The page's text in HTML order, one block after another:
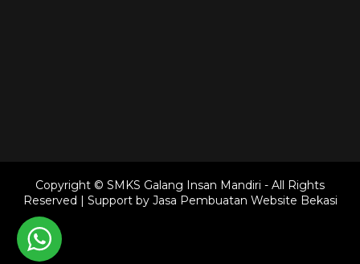
Copyright © SMKS Galang Insan Mandiri - All Rights
Reserved | Support by Jasa Pembuatan Website Bekasi